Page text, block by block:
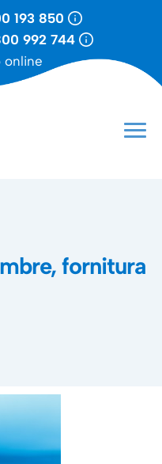
193 850
992 744
online
fornitura